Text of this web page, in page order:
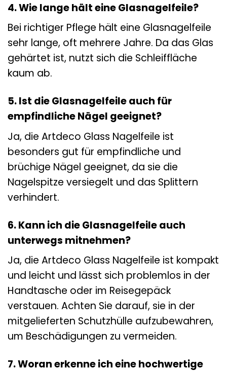
4. Wie lange hält eine Glasnagelfeile?
Bei richtiger Pflege hält eine Glasnagelfeile
sehr lange, oft mehrere Jahre. Da das Glas
gehärtet ist, nutzt sich die Schleiffläche
kaum ab.
5. Ist die Glasnagelfeile auch für
empfindliche Nägel geeignet?
Ja, die Artdeco Glass Nagelfeile ist
besonders gut für empfindliche und
brüchige Nägel geeignet, da sie die
Nagelspitze versiegelt und das Splittern
verhindert.
6. Kann ich die Glasnagelfeile auch
unterwegs mitnehmen?
Ja, die Artdeco Glass Nagelfeile ist kompakt
und leicht und lässt sich problemlos in der
Handtasche oder im Reisegepäck
verstauen. Achten Sie darauf, sie in der
mitgelieferten Schutzhülle aufzubewahren,
um Beschädigungen zu vermeiden.
7. Woran erkenne ich eine hochwertige